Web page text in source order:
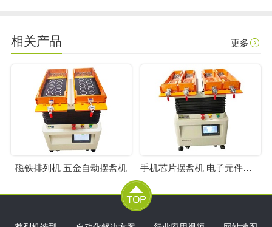
相关产品 更多
磁铁排列机 五金自动摆盘机 手机芯片摆盘机 电子元件排列机